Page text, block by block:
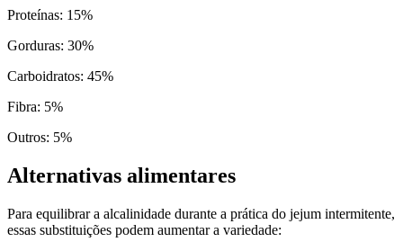
Proteínas: 15%
Gorduras: 30%
Carboidratos: 45%
Fibra: 5%
Outros: 5%
Alternativas alimentares
Para equilibrar a alcalinidade durante a prática do jejum intermitente,
essas substituições podem aumentar a variedade: